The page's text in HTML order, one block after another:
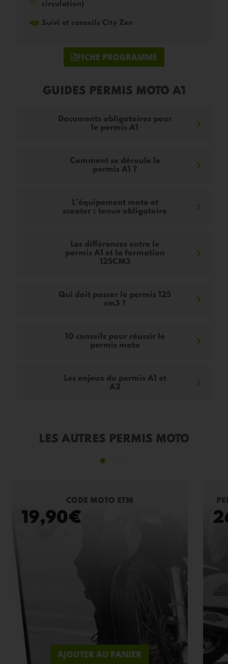
circulation)
Suivi et conseils City Zen
FICHE PROGRAMME
GUIDES PERMIS MOTO A1
Documents obligatoires pour
le permis A1
Comment se déroule le
permis A1 ?
L’équipement moto et
scooter : tenue obligatoire
Les différences entre le
permis A1 et la formation
125CM3
Qui doit passer le permis 125
cm3 ?
10 conseils pour réussir le
permis moto
Les enjeux du permis A1 et
A2
LES AUTRES PERMIS MOTO
CODE MOTO ETM
19,90€
AJOUTER AU PANIER